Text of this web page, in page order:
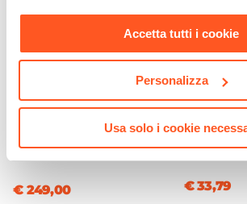
Accetta tutti i cookie
Personalizza
Usa solo i cookie
Imbottitura
Assemblato
reclinabile in velluto tortora
chiaro e gambe oro - Puller
€ 249,00
boiserie
con listelli
€ 33,79